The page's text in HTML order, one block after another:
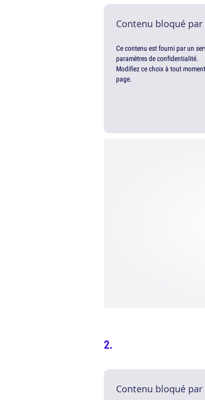
Contenu bloqué
Ce contenu est fourni par un
paramètres de confidentialité.
Modifiez ce choix à tout
page.
Contenu bloqué